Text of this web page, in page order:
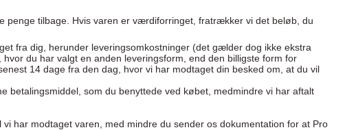
penge tilbage. Hvis varen er værdiforringet, fratrækker vi det beløb, du
fra dig, herunder leveringsomkostninger (det gælder dog ikke ekstra
du har valgt en anden leveringsform, end den billigste form for
14 dage fra den dag, hvor vi har modtaget din besked om, at du vil
betalingsmiddel, som du benyttede ved købet, medmindre vi har aftalt
har modtaget varen, med mindre du sender os dokumentation for at Pro